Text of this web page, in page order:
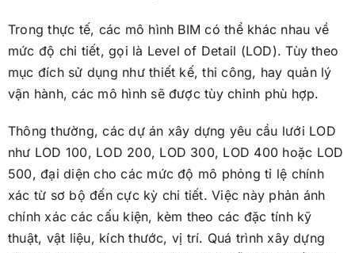
Trong thực tế, các mô hình BIM có thể khác nhau về
mức độ chi tiết, gọi là Level of Detail (LOD). Tùy theo
mục đích sử dụng như thiết kế, thi công, hay quản lý
vận hành, các mô hình sẽ được tùy chỉnh phù hợp.
Thông thường, các dự án xây dựng yêu cầu lưới LOD
như LOD 100, LOD 200, LOD 300, LOD 400 hoặc LOD
500, đại diện cho các mức độ mô phỏng tỉ lệ chính
xác từ sơ bộ đến cực kỳ chi tiết. Việc này phản ánh
chính xác các cấu kiện, kèm theo các đặc tính kỹ
thuật, vật liệu, kích thước, vị trí. Quá trình xây dựng